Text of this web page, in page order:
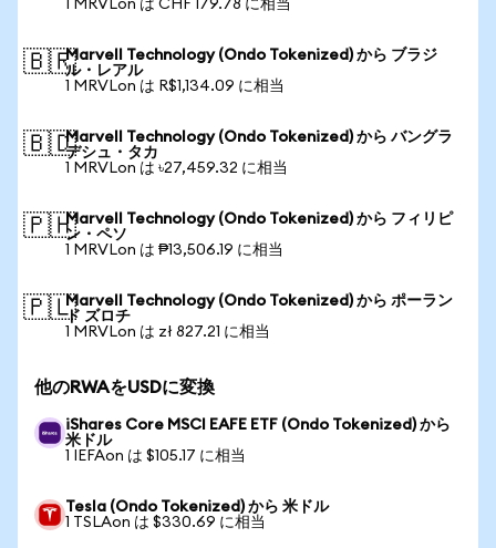
1 MRVLon は CHF 179.78 に相当
🇧🇷Marvell Technology (Ondo Tokenized) から ブラジ
ル・レアル
1 MRVLon は R$1,134.09 に相当
🇧🇩Marvell Technology (Ondo Tokenized) から バングラ
デシュ・タカ
1 MRVLon は ৳27,459.32 に相当
🇵🇭Marvell Technology (Ondo Tokenized) から フィリピ
ン・ペソ
1 MRVLon は ₱13,506.19 に相当
🇵🇱Marvell Technology (Ondo Tokenized) から ポーラン
ド ズロチ
1 MRVLon は zł 827.21 に相当
他のRWAをUSDに変換
iShares Core MSCI EAFE ETF (Ondo Tokenized) から
米ドル
1 IEFAon は $105.17 に相当
Tesla (Ondo Tokenized) から 米ドル
1 TSLAon は $330.69 に相当